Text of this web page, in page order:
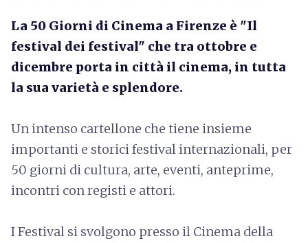
La 50 Giorni di Cinema a Firenze è "Il
festival dei festival" che tra ottobre e
dicembre porta in città il cinema, in tutta
la sua varietà e splendore.
Un intenso cartellone che tiene insieme
importanti e storici festival internazionali, per
50 giorni di cultura, arte, eventi, anteprime,
incontri con registi e attori.
I Festival si svolgono presso il Cinema della